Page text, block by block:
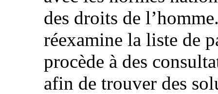
des droits de
réexamine la liste de
procède à des
afin de trouver des